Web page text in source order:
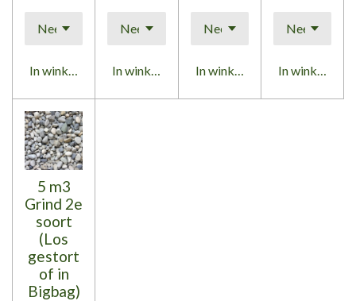
In winkelwagenIn winkelwagenIn winkelwagenIn
5 m3
Grind 2e
soort
(Los
gestort
of in
Bigbag)